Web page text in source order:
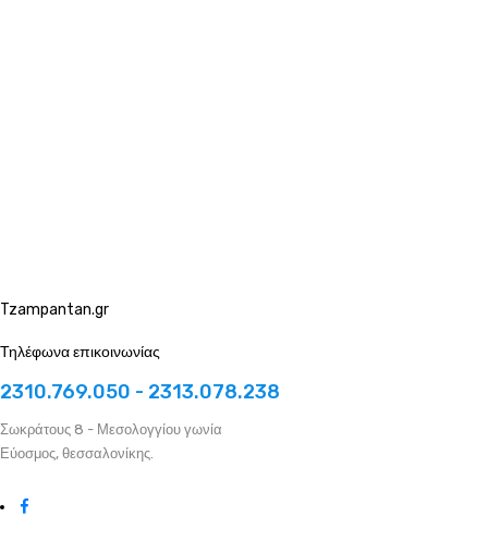
Tzampantan.gr
Τηλέφωνα επικοινωνίας
2310.769.050 - 2313.078.238
Σωκράτους 8 - Μεσολογγίου γωνία
Εύοσμος, θεσσαλονίκης.